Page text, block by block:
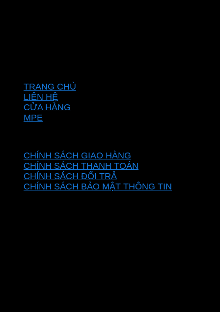
TRANG CHỦ
LIÊN HỆ
CỬA HÀNG
MPE
CHÍNH SÁCH GIAO HÀNG
CHÍNH SÁCH THANH TOÁN
CHÍNH SÁCH ĐỔI TRẢ
CHÍNH SÁCH BẢO MẬT THÔNG TIN